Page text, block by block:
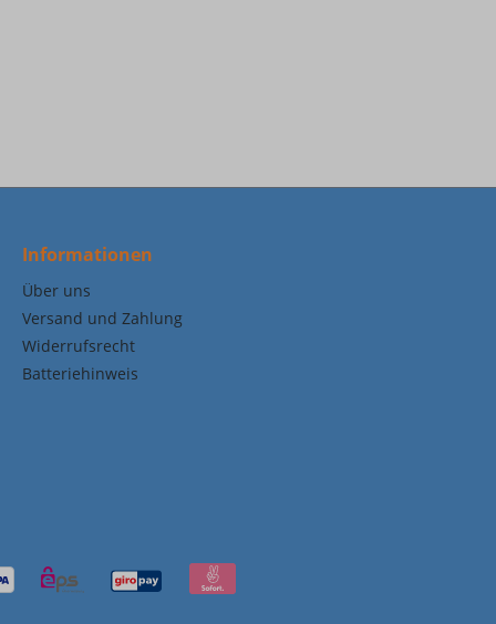
Informationen
Über uns
Versand und Zahlung
Widerrufsrecht
Batteriehinweis